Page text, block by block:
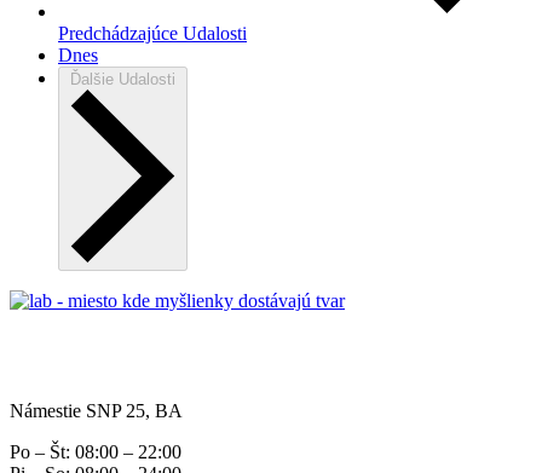
Predchádzajúce Udalosti
Dnes
Ďalšie Udalosti
Námestie SNP 25, BA
Po – Št: 08:00 – 22:00